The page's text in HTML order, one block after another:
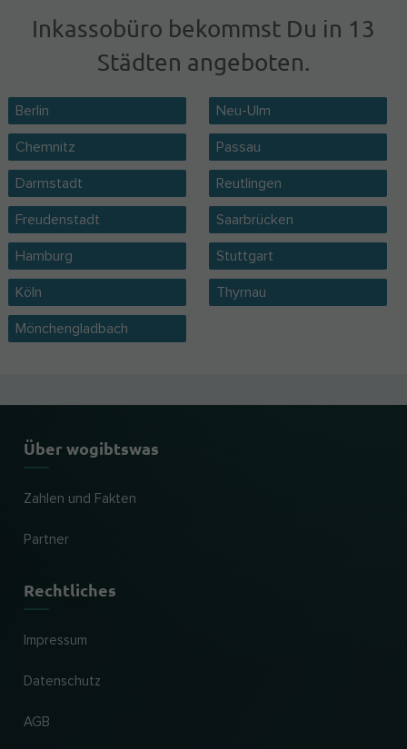
Inkassobüro bekommst Du in 13
Städten angeboten.
Berlin
Chemnitz
Darmstadt
Freudenstadt
Hamburg
Köln
Mönchengladbach
Neu-Ulm
Passau
Reutlingen
Saarbrücken
Stuttgart
Thyrnau
Über wogibtswas
Zahlen und Fakten
Partner
Rechtliches
Impressum
Datenschutz
AGB